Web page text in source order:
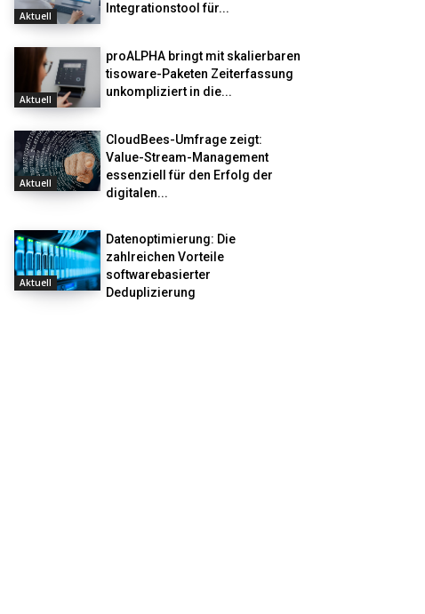
Aktuell
Integrationstool für...
Aktuell
proALPHA bringt mit skalierbaren
tisoware-Paketen Zeiterfassung
unkompliziert in die...
Aktuell
CloudBees-Umfrage zeigt:
Value-Stream-Management
essenziell für den Erfolg der
digitalen...
Aktuell
Datenoptimierung: Die
zahlreichen Vorteile
softwarebasierter
Deduplizierung